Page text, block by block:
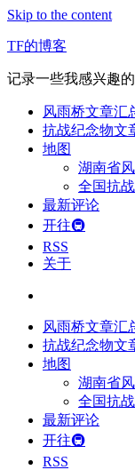
Skip to the content
TF的博客
记录一些我感兴趣
风雨桥文章汇
抗战纪念物文
地图
湖南省
全国抗
最新评论
开往🚇
RSS
关于
风雨桥文章汇
抗战纪念物文
地图
湖南省
全国抗
最新评论
开往🚇
RSS